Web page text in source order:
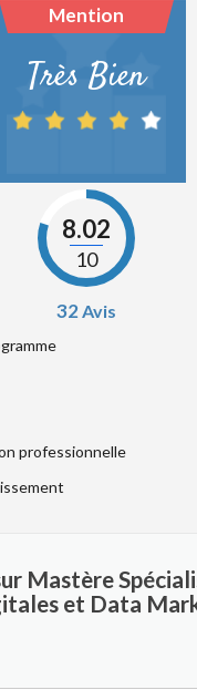
Mention
Très Bien
8.02
10
32Avis
professionnelle
Mastère
et Data